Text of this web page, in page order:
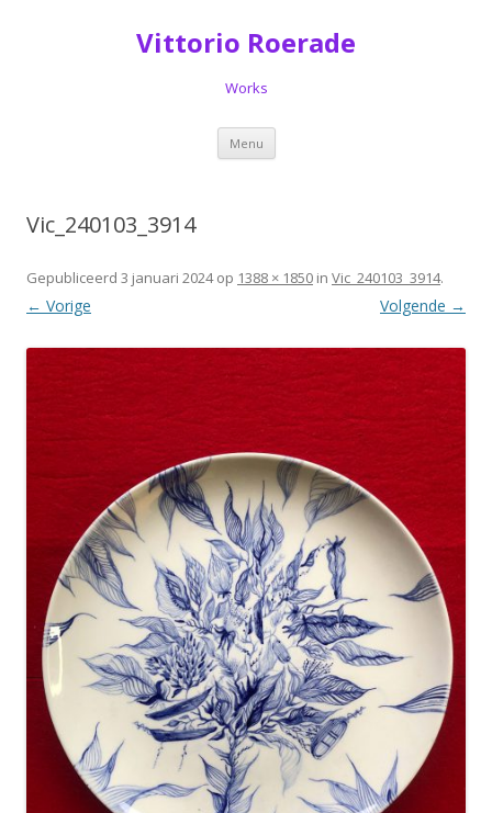
Vittorio Roerade
Works
Menu Spring
de
Vic_240103_3914
Gepubliceerd 3 januari 2024op 1388 × 1850 in Vic_240103_3914.
← Vorige Volgende →